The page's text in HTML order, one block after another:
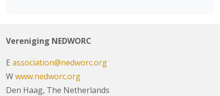
Vereniging NEDWORC
E association@nedworc.org
Wwww.nedworc.org
Den Haag, The Netherlands